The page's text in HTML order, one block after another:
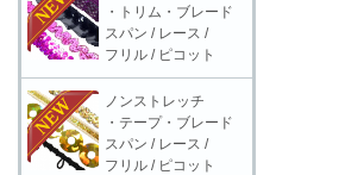
・トリム・ブレード
スパン / レース /
フリル / ピコット
ノンストレッチ
・テープ・ブレード
スパン / レース /
フリル / ピコット